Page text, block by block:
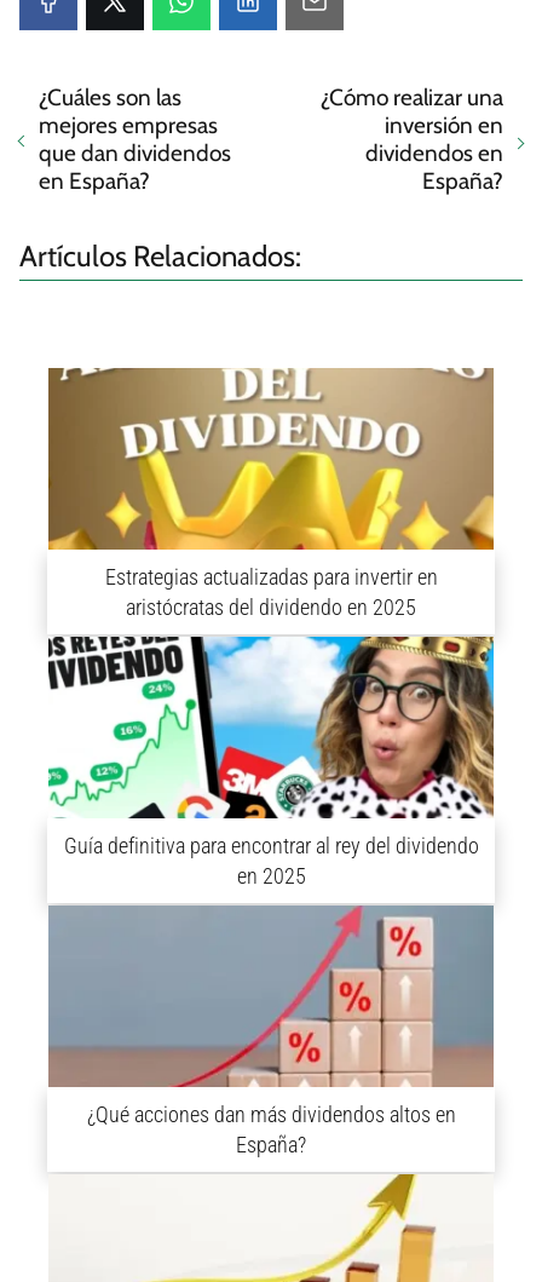
¿Cuáles son las
mejores empresas
que dan dividendos
en España?
¿Cómo realizar una
inversión en
dividendos en
España?
Artículos Relacionados:
Estrategias actualizadas para invertir en
aristócratas del dividendo en 2025
Guía definitiva para encontrar al rey del dividendo
en 2025
¿Qué acciones dan más dividendos altos en
España?